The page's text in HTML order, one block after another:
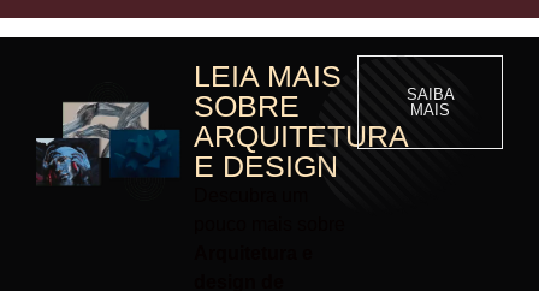
LEIA MAIS
SOBRE
ARQUITETURA
E DESIGN
SAIBA
MAIS